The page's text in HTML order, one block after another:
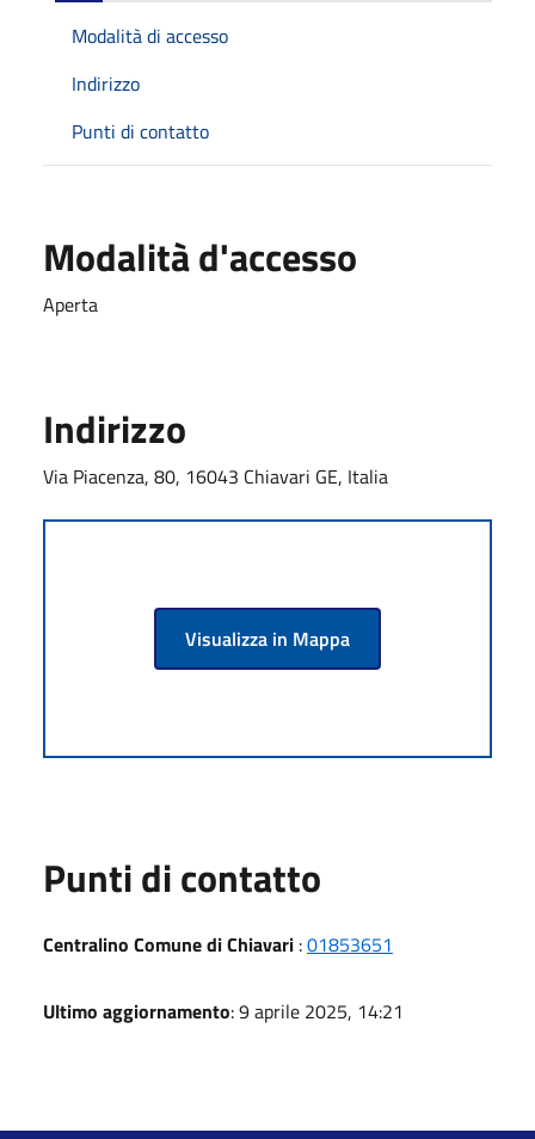
Modalità di accesso
Indirizzo
Punti di contatto
Modalità d'accesso
Aperta
Indirizzo
Via Piacenza, 80, 16043 Chiavari GE, Italia
Visualizza in Mappa
Punti di contatto
Centralino Comune di Chiavari :01853651
Ultimo aggiornamento: 9 aprile 2025, 14:21